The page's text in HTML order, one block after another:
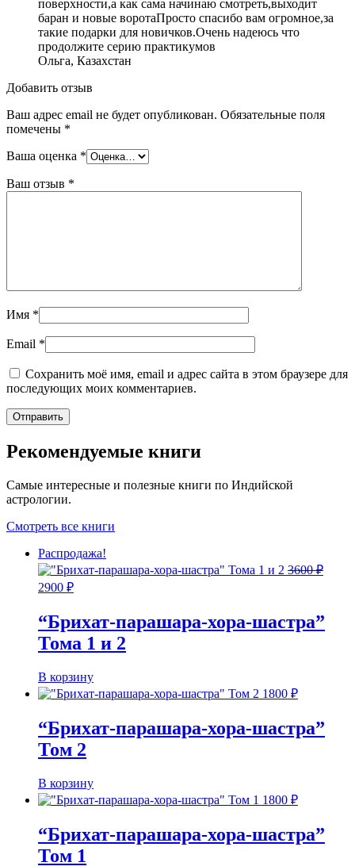
поверхности,а как сама начинаю смотреть,выходит
баран и новые воротаПросто спасибо вам огромное,за
такие подарки для новичков.Очень надеюсь что
продолжите серию практикумов
Ольга, Казахстан
Добавить отзыв
Ваш адрес email не будет опубликован. Обязательные поля
помечены *
Ваша оценка *
Ваш отзыв *
Имя *
Email *
Сохранить моё имя, email и адрес сайта в этом браузере для
последующих моих комментариев.
Рекомендуемые книги
Самые интересные и полезные книги по Индийской
астрологии.
Смотреть все книги
Распродажа!
3600₽
Первоначальная
составляла
3600 ₽.
2900 ₽Текущая
“Брихат-парашара-хора-шастра”
Тома 1 и 2
В корзину
1800 ₽
“Брихат-парашара-хора-шастра”
Том 2
В корзину
1800 ₽
“Брихат-парашара-хора-шастра”
Том 1